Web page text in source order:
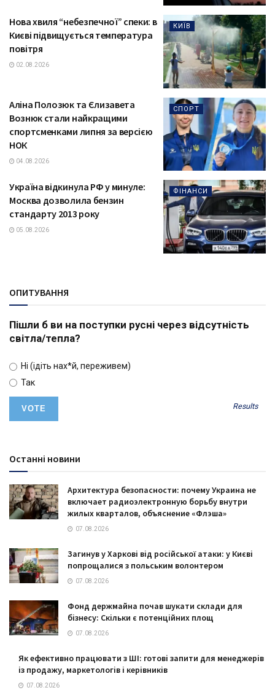
КИЇВ
Нова хвиля “небезпечної” спеки: в
Києві підвищується температура
повітря
02.08.2026
СПОРТ
Аліна Полозюк та Єлизавета
Вознюк стали найкращими
спортсменками липня за версією
НОК
04.08.2026
ФІНАНСИ
Україна відкинула РФ у минуле:
Москва дозволила бензин
стандарту 2013 року
05.08.2026
ОПИТУВАННЯ
Пішли б ви на поступки русні через відсутність
світла/тепла?
Ні (ідіть нах*й, переживем)
Так
Results
Останні новини
Архитектура безопасности: почему Украина не
включает радиоэлектронную борьбу внутри
жилых кварталов, объяснение «Флэша»
07.08.2026
Загинув у Харкові від російської атаки: у Києві
попрощалися з польським волонтером
07.08.2026
Фонд держмайна почав шукати склади для
бізнесу: Скільки є потенційних площ
07.08.2026
Як ефективно працювати з ШІ: готові запити для менеджерів
із продажу, маркетологів і керівників
07.08.2026